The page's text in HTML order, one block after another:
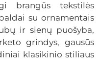
brangūs tekstilės
su ornamentais
ir sienų puošyba,
grindys, gausūs
klasikinio stiliaus